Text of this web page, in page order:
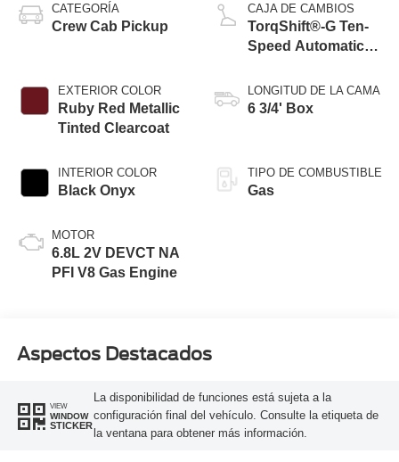
CATEGORÍA
Crew Cab Pickup
EXTERIOR COLOR
Ruby Red Metallic
Tinted Clearcoat
INTERIOR COLOR
Black Onyx
MOTOR
6.8L 2V DEVCT NA
PFI V8 Gas Engine
CAJA DE CAMBIOS
TorqShift®-G Ten-
Speed Automatic
Selectable Drive
Modes
LONGITUD DE LA CAMA
6 3/4' Box
TIPO DE COMBUSTIBLE
Gas
Aspectos Destacados
VIEW
WINDOW
STICKER
La disponibilidad de funciones está sujeta a la
configuración final del vehículo. Consulte la etiqueta de
la ventana para obtener más información.